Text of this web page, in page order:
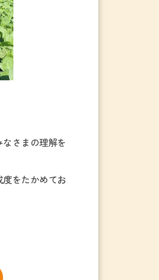
さまの理解を
をたかめてお